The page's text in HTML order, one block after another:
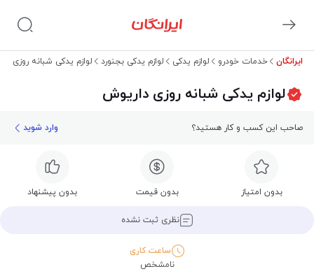
ایرانگان خدمات خودرو لوازم یدکی لوازم یدکی بجنورد لوازم یدکی شبانه روزی
لوازم یدکی شبانه روزی داریوش
صاحب این کسب و کار هستید؟ وارد شوید
بدون امتیاز بدون قیمت بدون پیشنهاد
نظری ثبت نشده
ساعت کاری
نامشخص